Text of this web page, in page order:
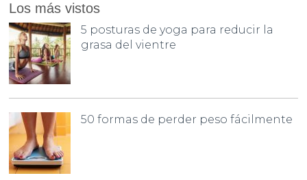
Los más vistos
5 posturas de yoga para reducir la
grasa del vientre
50 formas de perder peso fácilmente